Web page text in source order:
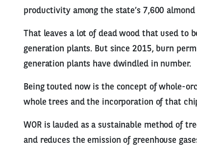
productivity among the state’s 7,600
That leaves a lot of dead wood that used to
generation plants. But since 2015, burn
generation plants have dwindled in number.
Being touted now is the concept of whole-
whole trees and the incorporation of that
WOR is lauded as a sustainable method of
and reduces the emission of greenhouse